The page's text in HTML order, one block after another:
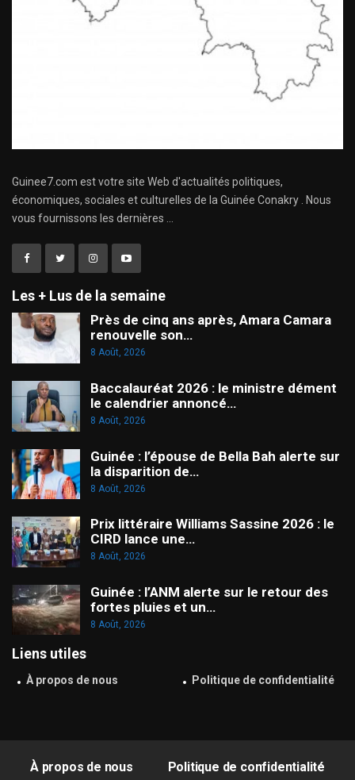
Guinee7.com est votre site Web d'actualités politiques,
économiques, sociales et culturelles de la Guinée Conakry . Nous
vous fournissons les dernières ...
Les + Lus de la semaine
Près de cinq ans après, Amara Camara
renouvelle son…
8 Août, 2026
Baccalauréat 2026 : le ministre dément
le calendrier annoncé…
8 Août, 2026
Guinée : l’épouse de Bella Bah alerte sur
la disparition de…
8 Août, 2026
Prix littéraire Williams Sassine 2026 : le
CIRD lance une…
8 Août, 2026
Guinée : l’ANM alerte sur le retour des
fortes pluies et un…
8 Août, 2026
Liens utiles
À propos de nous Politique de confidentialité
À propos de nous Politique de confidentialité